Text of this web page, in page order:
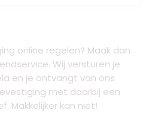
online regelen? Maak dan
Wij versturen je
en je ontvangt van ons
met daarbij een
Makkelijker kan niet!